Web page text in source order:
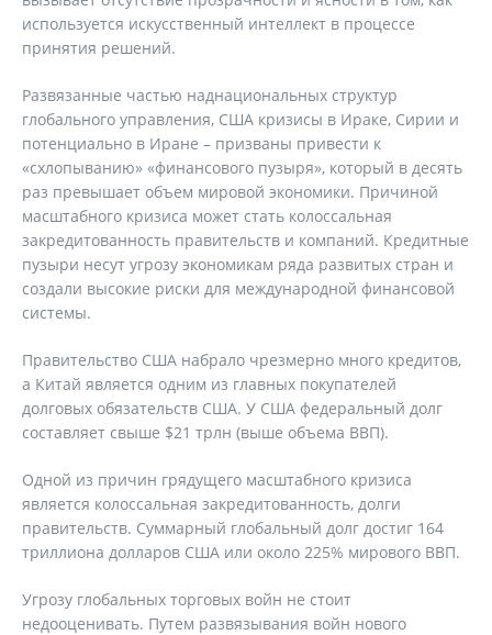
используется искусственный интеллект в процессе
принятия решений.
Развязанные частью наднациональных структур
глобального управления, США кризисы в Ираке, Сирии и
потенциально в Иране – призваны привести к
«схлопыванию» «финансового пузыря», который в десять
раз превышает объем мировой экономики. Причиной
масштабного кризиса может стать колоссальная
закредитованность правительств и компаний. Кредитные
пузыри несут угрозу экономикам ряда развитых стран и
создали высокие риски для международной финансовой
системы.
Правительство США набрало чрезмерно много кредитов,
а Китай является одним из главных покупателей
долговых обязательств США. У США федеральный долг
составляет свыше $21 трлн (выше объема ВВП).
Одной из причин грядущего масштабного кризиса
является колоссальная закредитованность, долги
правительств. Суммарный глобальный долг достиг 164
триллиона долларов США или около 225% мирового ВВП.
Угрозу глобальных торговых войн не стоит
недооценивать. Путем развязывания войн нового